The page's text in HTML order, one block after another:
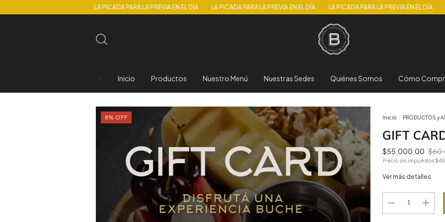
LA PICADA PARA LA PREVIA EN EL DÍA LA PICADA PARA LA PREVIA EN EL DÍA LA PICADA PARA LA PREVIA EN EL DÍA LA
Inicio Productos Nuestro Menú Nuestras Sedes Quiénes Somos Cómo
8% OFF Inicio PRODUCTOS y
GIFT
$55.000,00
Precio sin impuestos
Ver más detalles